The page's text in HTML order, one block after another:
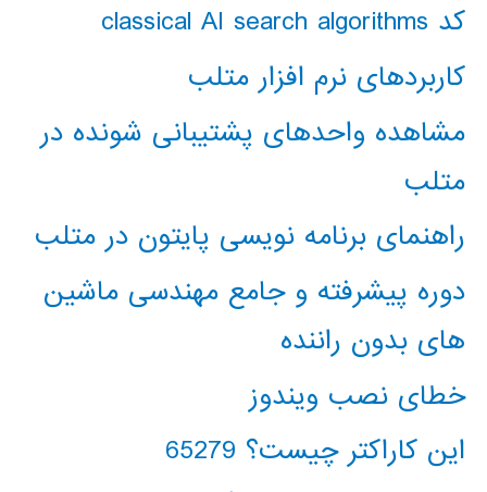
کد classical AI search algorithms
کاربردهای نرم افزار متلب
مشاهده واحدهای پشتیبانی شونده در
متلب
راهنمای برنامه نویسی پایتون در متلب
دوره پیشرفته و جامع مهندسی ماشین
های بدون راننده
خطای نصب ویندوز
این کاراکتر چیست؟ 65279